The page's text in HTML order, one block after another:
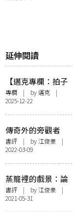
延伸閱讀
【邁克專欄：拍子
簿】玉臂作怪
專欄 | by邁克 |
2025-12-22
傳奇外的旁觀者
——論《小團圓》
書評 | by江俊豪 |
2022-03-09
­蒸籠裡的戲景：論
張愛玲《桂花蒸．
阿小悲秋》
書評 | by江俊豪 |
2021-05-31